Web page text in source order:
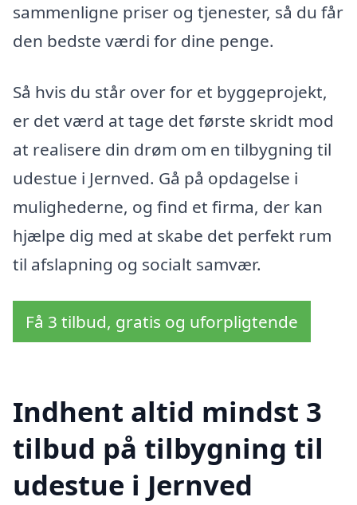
sammenligne priser og tjenester, så du får
den bedste værdi for dine penge.
Så hvis du står over for et byggeprojekt,
er det værd at tage det første skridt mod
at realisere din drøm om en tilbygning til
udestue i Jernved. Gå på opdagelse i
mulighederne, og find et firma, der kan
hjælpe dig med at skabe det perfekt rum
til afslapning og socialt samvær.
Få 3 tilbud, gratis og uforpligtende
Indhent altid mindst 3
tilbud på tilbygning til
udestue i Jernved